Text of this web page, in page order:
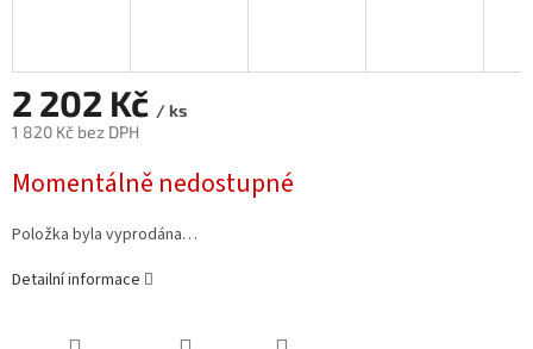
2 202 Kč / ks
1 820 Kč bez DPH
cena:
Momentálně nedostupné
Položka byla vyprodána…
Detailní informace